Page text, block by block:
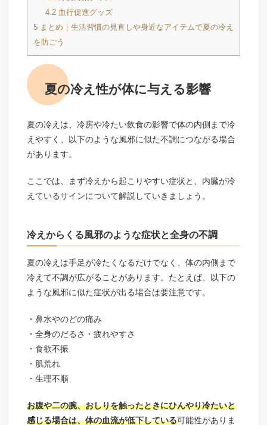
4.2血行促進グッズ
5 まとめ｜生活習慣の見直しや身近なアイテムで夏の冷え
を防ごう
夏の冷え性が体に与える影響
夏の冷えは、冷房や冷たい飲食の影響で体の内側まで冷
えやすく、以下のような風邪に似た不調につながる場合
があります。
ここでは、まず冷えから起こりやすい症状と、内臓が冷
えているサインについて解説していきましょう。
冷えからくる風邪のような症状と全身の不調
夏の冷えは手足が冷たくなるだけでなく、体の内側まで
冷えて不調が広がることがあります。たとえば、以下の
ような風邪に似た症状が出る場合は要注意です。
鼻水やのどの痛み
全身のだるさ・疲れやすさ
食欲不振
肌荒れ
生理不順
お腹や二の腕、おしりを触ったときにひんやり冷たいと
感じる場合は、体の血流が低下している可能性がありま